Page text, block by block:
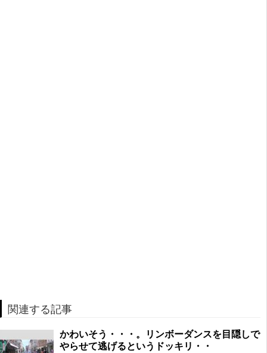
関連する記事
かわいそう・・・。リンボーダンスを目隠しで
やらせて逃げるというドッキリ・・